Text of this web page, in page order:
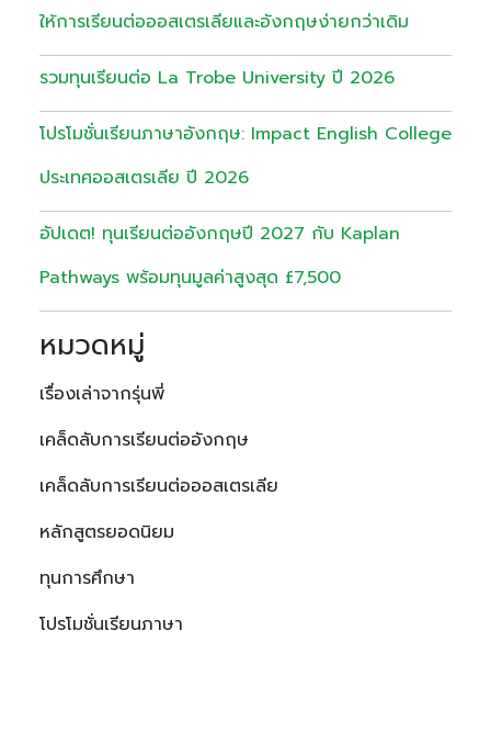
ให้การเรียนต่อออสเตรเลียและอังกฤษง่ายกว่าเดิม
รวมทุนเรียนต่อ La Trobe University ปี 2026
โปรโมชั่นเรียนภาษาอังกฤษ: Impact English College
ประเทศออสเตรเลีย ปี 2026
อัปเดต! ทุนเรียนต่ออังกฤษปี 2027 กับ Kaplan
Pathways พร้อมทุนมูลค่าสูงสุด £7,500
หมวดหมู่
เรื่องเล่าจากรุ่นพี่
เคล็ดลับการเรียนต่ออังกฤษ
เคล็ดลับการเรียนต่อออสเตรเลีย
หลักสูตรยอดนิยม
ทุนการศึกษา
โปรโมชั่นเรียนภาษา